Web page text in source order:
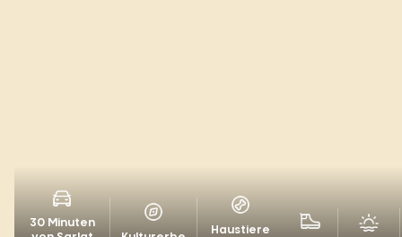
30 Minuten
Haustiere